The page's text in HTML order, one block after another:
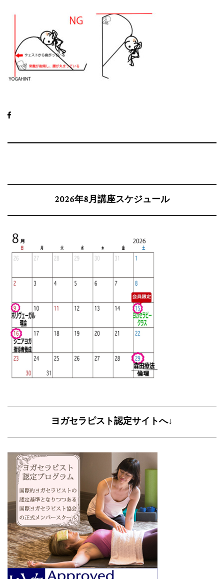
2026年8月講座スケジュール
ヨガセラピスト認定サイトへ↓